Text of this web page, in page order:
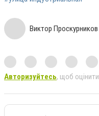
Виктор Проскурников
Авторизуйтесь, щоб оцінити